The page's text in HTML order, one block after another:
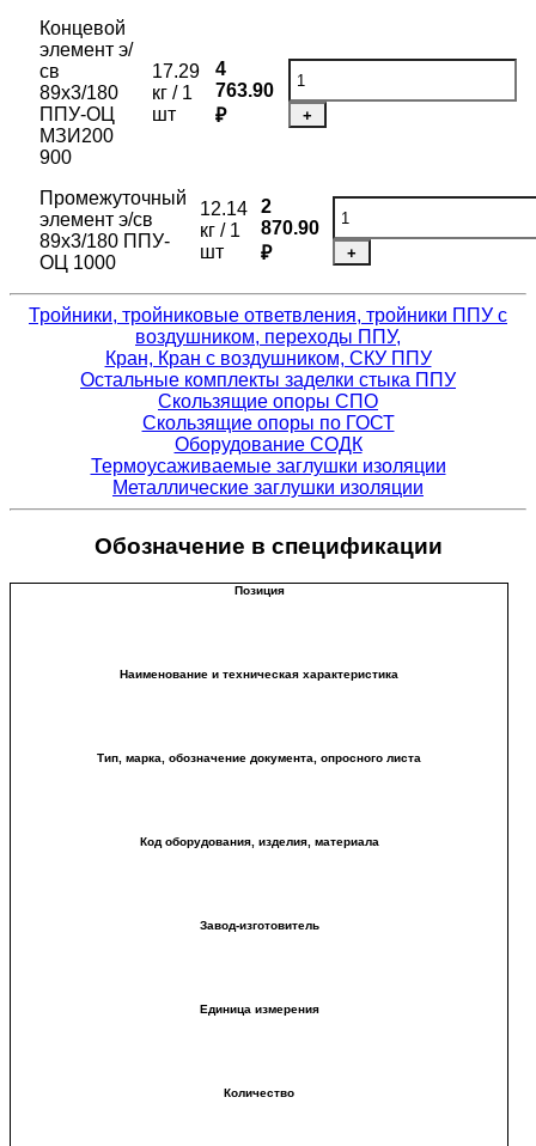
Концевой
элемент э/
св
89х3/180
ППУ-ОЦ
МЗИ200
900
17.29
кг / 1
шт
4
763.90
₽
+
Промежуточный
элемент э/св
89х3/180 ППУ-
ОЦ 1000
12.14
кг / 1
шт
2
870.90
₽
+
Тройники, тройниковые ответвления, тройники ППУ с
воздушником, переходы ППУ,
Кран, Кран с воздушником, СКУ ППУ
Остальные комплекты заделки стыка ППУ
Скользящие опоры СПО
Скользящие опоры по ГОСТ
Оборудование СОДК
Термоусаживаемые заглушки изоляции
Металлические заглушки изоляции
Обозначение в спецификации
Позиция
Наименование и техническая характеристика
Тип, марка, обозначение документа, опросного листа
Код оборудования, изделия, материала
Завод-изготовитель
Единица измерения
Количество